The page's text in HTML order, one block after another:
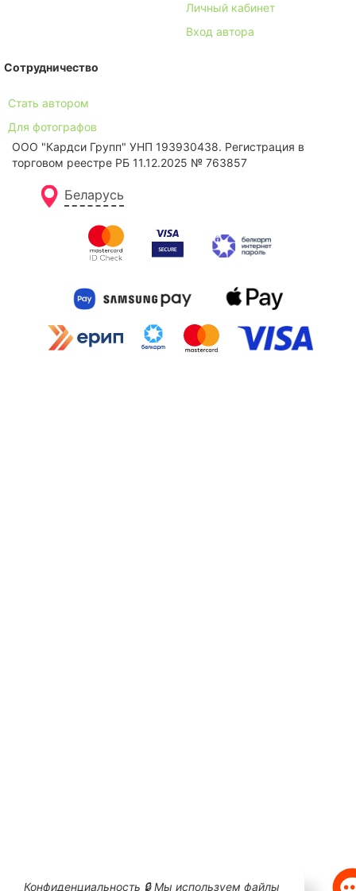
Конфиденциальность 🔒 Мы используем файлы
Личный кабинет
Вход автора
Сотрудничество
Стать автором
Для фотографов
ООО "Кардси Групп" УНП 193930438. Региcтрация в
торговом реестре РБ 11.12.2025 № 763857
Беларусь